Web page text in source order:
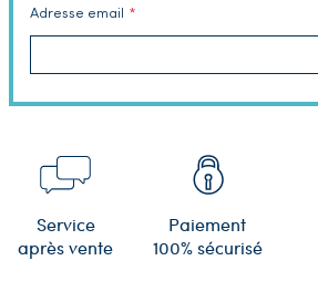
Adresse email
Service
après vente
Paiement
100% sécurisé